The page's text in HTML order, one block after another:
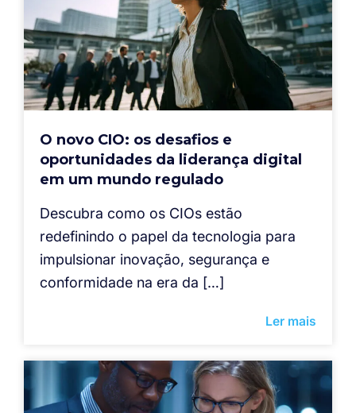
O novo CIO: os desafios e
oportunidades da liderança digital
em um mundo regulado
Descubra como os CIOs estão
redefinindo o papel da tecnologia para
impulsionar inovação, segurança e
conformidade na era da […]
Ler mais